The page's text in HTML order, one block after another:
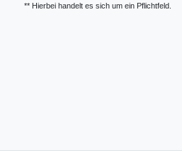
** Hierbei handelt es sich um ein Pflichtfeld.